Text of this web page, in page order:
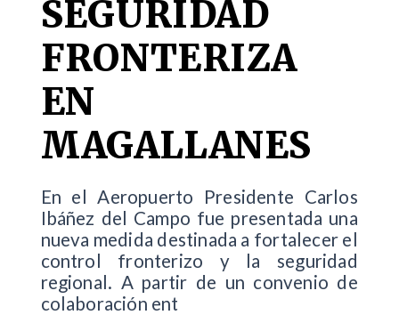
SEGURIDAD
FRONTERIZA
EN
MAGALLANES
En el Aeropuerto Presidente Carlos
Ibáñez del Campo fue presentada una
nueva medida destinada a fortalecer el
control fronterizo y la seguridad
regional. A partir de un convenio de
colaboración ent